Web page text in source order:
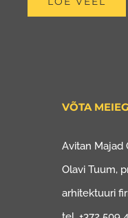
VÕTA
Avitan Majad
Olavi Tuum,
arhitektuuri